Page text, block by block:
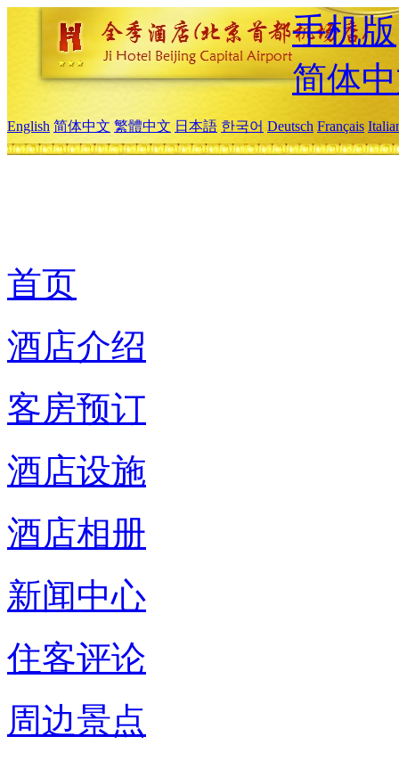
手机版
简体
English 简体中文 繁體中文 日本語 한국어 Deutsch Français
首页
酒店介绍
客房预订
酒店设施
酒店相册
新闻中心
住客评论
周边景点